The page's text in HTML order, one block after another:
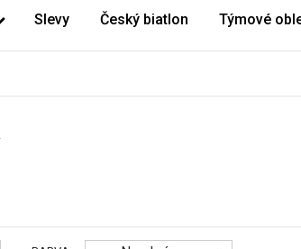
Slevy Český biatlon Týmové